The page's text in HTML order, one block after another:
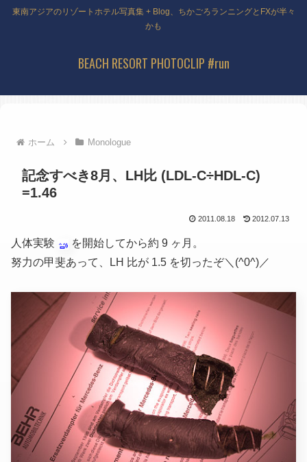
東南アジアのリゾートホテル写真集 + Blog、ちかごろランニングとFXが半々
かも
BEACH RESORT PHOTOCLIP #run
ホーム Monologue
記念すべき8月、LH比 (LDL-C÷HDL-C)
=1.46
2011.08.18 2012.07.13
人体実験
を開始してから約 9 ヶ月。
努力の甲斐あって、LH 比が 1.5 を切ったぞ＼(^0^)／